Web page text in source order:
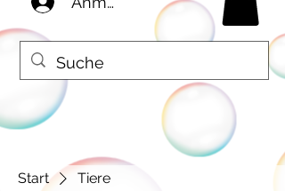
Start Tiere